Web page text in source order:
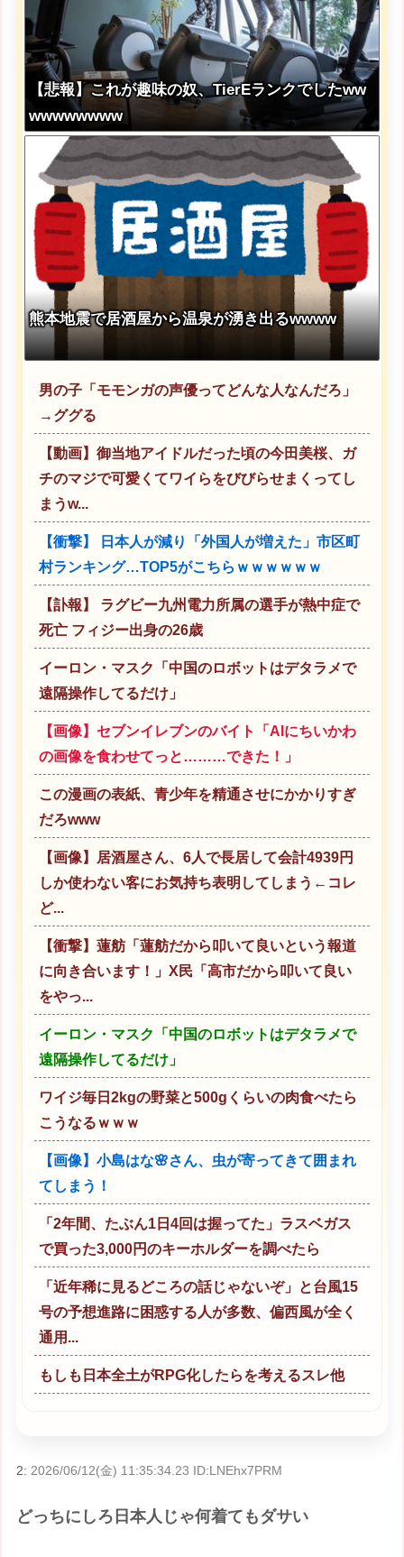
【悲報】これが趣味の奴、TierEランクでしたww
wwwwwwww
熊本地震で居酒屋から温泉が湧き出るwwww
男の子「モモンガの声優ってどんな人なんだろ」
→ググる
【動画】御当地アイドルだった頃の今田美桜、ガ
チのマジで可愛くてワイらをびびらせまくってし
まうw...
【衝撃】 日本人が減り「外国人が増えた」市区町
村ランキング…TOP5がこちらｗｗｗｗｗｗ
【訃報】 ラグビー九州電力所属の選手が熱中症で
死亡 フィジー出身の26歳
イーロン・マスク「中国のロボットはデタラメで
遠隔操作してるだけ」
【画像】セブンイレブンのバイト「AIにちいかわ
の画像を食わせてっと………できた！」
この漫画の表紙、青少年を精通させにかかりすぎ
だろwww
【画像】居酒屋さん、6人で長居して会計4939円
しか使わない客にお気持ち表明してしまう←コレ
ど...
【衝撃】蓮舫「蓮舫だから叩いて良いという報道
に向き合います！」X民「高市だから叩いて良い
をやっ...
イーロン・マスク「中国のロボットはデタラメで
遠隔操作してるだけ」
ワイジ毎日2kgの野菜と500gくらいの肉食べたら
こうなるｗｗｗ
【画像】小島はな🌸さん、虫が寄ってきて囲まれ
てしまう！
「2年間、たぶん1日4回は握ってた」ラスベガス
で買った3,000円のキーホルダーを調べたら
「近年稀に見るどころの話じゃないぞ」と台風15
号の予想進路に困惑する人が多数、偏西風が全く
通用...
もしも日本全土がRPG化したらを考えるスレ他
2: 2026/06/12(金) 11:35:34.23 ID:LNEhx7PRM
どっちにしろ日本人じゃ何着てもダサい